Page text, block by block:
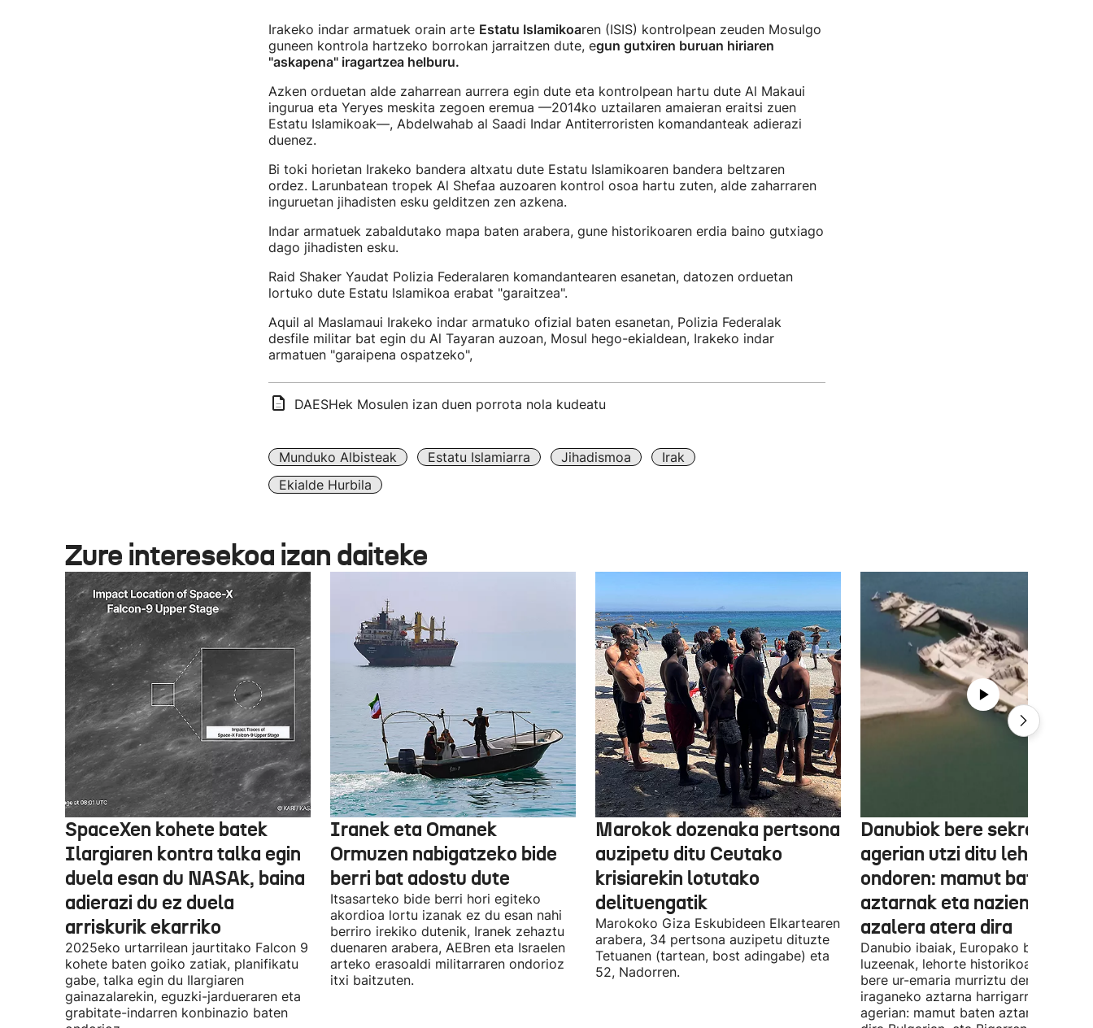
Irakeko indar armatuek orain arte Estatu Islamikoaren (ISIS) kontrolpean zeuden Mosulgo
guneen kontrola hartzeko borrokan jarraitzen dute, egun gutxiren buruan hiriaren
"askapena" iragartzea helburu.
Azken orduetan alde zaharrean aurrera egin dute eta kontrolpean hartu dute Al Makaui
ingurua eta Yeryes meskita zegoen eremua —2014ko uztailaren amaieran eraitsi zuen
Estatu Islamikoak—, Abdelwahab al Saadi Indar Antiterroristen komandanteak adierazi
duenez.
Bi toki horietan Irakeko bandera altxatu dute Estatu Islamikoaren bandera beltzaren
ordez. Larunbatean tropek Al Shefaa auzoaren kontrol osoa hartu zuten, alde zaharraren
inguruetan jihadisten esku gelditzen zen azkena.
Indar armatuek zabaldutako mapa baten arabera, gune historikoaren erdia baino gutxiago
dago jihadisten esku.
Raid Shaker Yaudat Polizia Federalaren komandantearen esanetan, datozen orduetan
lortuko dute Estatu Islamikoa erabat "garaitzea".
Aquil al Maslamaui Irakeko indar armatuko ofizial baten esanetan, Polizia Federalak
desfile militar bat egin du Al Tayaran auzoan, Mosul hego-ekialdean, Irakeko indar
armatuen "garaipena ospatzeko",
DAESHek Mosulen izan duen porrota nola kudeatu
Munduko Albisteak Estatu Islamiarra Jihadismoa
Irak
Ekialde Hurbila
Zure interesekoa izan daiteke
SpaceXen kohete batek
Ilargiaren kontra talka egin
duela esan du NASAk, baina
adierazi du ez duela
arriskurik ekarriko
2025eko urtarrilean jaurtitako Falcon 9
kohete baten goiko zatiak, planifikatu
gabe, talka egin du Ilargiaren
gainazalarekin, eguzki-jardueraren eta
grabitate-indarren konbinazio baten
Iranek eta Omanek
Ormuzen nabigatzeko bide
berri bat adostu dute
Itsasarteko bide berri hori egiteko
akordioa lortu izanak ez du esan nahi
berriro irekiko dutenik, Iranek zehaztu
duenaren arabera, AEBren eta Israelen
arteko erasoaldi militarraren ondorioz
itxi baitzuten.
Marokok dozenaka pertsona
auzipetu ditu Ceutako
krisiarekin lotutako
delituengatik
Marokoko Giza Eskubideen Elkartearen
arabera, 34 pertsona auzipetu dituzte
Tetuanen (tartean, bost adingabe) eta
52, Nadorren.
Danubiok bere sekretuak
agerian utzi ditu
ondoren: mamut baten
aztarnak eta nazien
azalera atera dira
Danubio ibaiak, Europako bigarren
luzeenak, lehorte historikoa bizi du,
bere ur-emaria murriztu denez,
iraganeko aztarna harrigarriak utzi
agerian: mamut baten aztarnak